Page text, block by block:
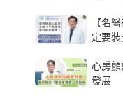
【名
定要裝
心房
發展